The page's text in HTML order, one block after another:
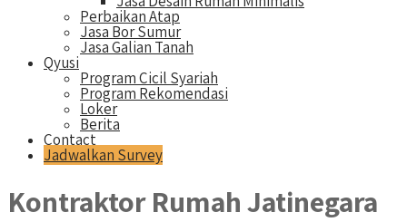
Perbaikan Atap
Jasa Bor Sumur
Jasa Galian Tanah
Qyusi
Program Cicil Syariah
Program Rekomendasi
Loker
Berita
Contact
Jadwalkan Survey
Kontraktor Rumah Jatinegara